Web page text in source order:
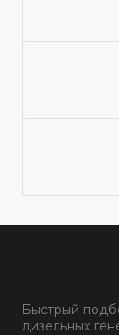
Быстрый
дизельных